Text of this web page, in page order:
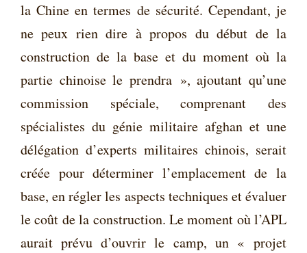
la Chine en termes de sécurité. Cependant, je
ne peux rien dire à propos du début de la
construction de la base et du moment où la
partie chinoise le prendra », ajoutant qu’une
commission spéciale, comprenant des
spécialistes du génie militaire afghan et une
délégation d’experts militaires chinois, serait
créée pour déterminer l’emplacement de la
base, en régler les aspects techniques et évaluer
le coût de la construction. Le moment où l’APL
aurait prévu d’ouvrir le camp, un « projet